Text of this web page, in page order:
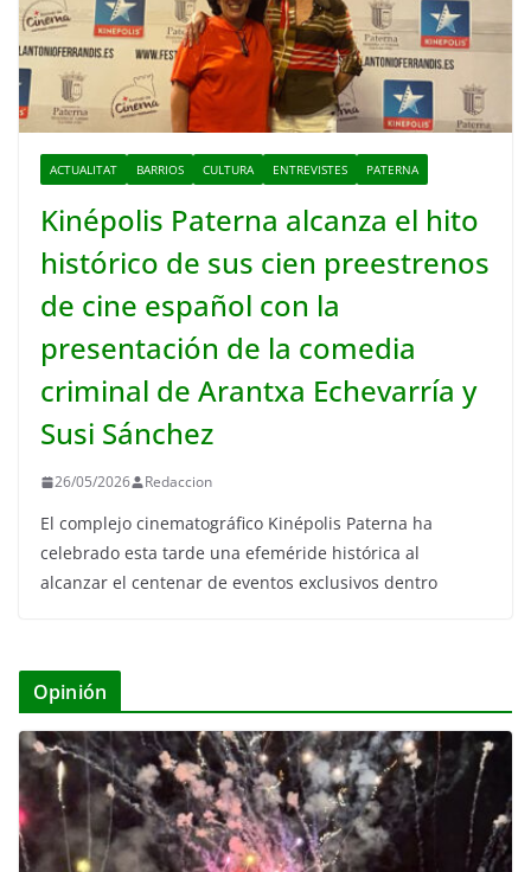
ACTUALITAT BARRIOS CULTURA ENTREVISTES PATERNA
Kinépolis Paterna alcanza el hito
histórico de sus cien preestrenos
de cine español con la
presentación de la comedia
criminal de Arantxa Echevarría y
Susi Sánchez
26/05/2026 Redaccion
El complejo cinematográfico Kinépolis Paterna ha
celebrado esta tarde una efeméride histórica al
alcanzar el centenar de eventos exclusivos dentro
Opinión